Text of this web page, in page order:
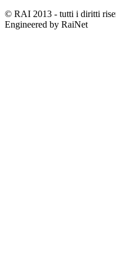
© RAI 2013 - tutti i diritti
Engineered by RaiNet